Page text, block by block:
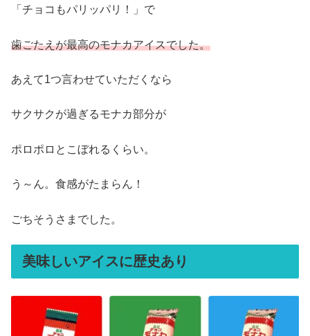
「チョコもパリッパリ！」で
歯ごたえが最高のモナカアイスでした。
あえて1つ言わせていただくなら
サクサクが過ぎるモナカ部分が
ポロポロとこぼれるくらい。
う～ん。食感がたまらん！
ごちそうさまでした。
美味しいアイスに歴史あり